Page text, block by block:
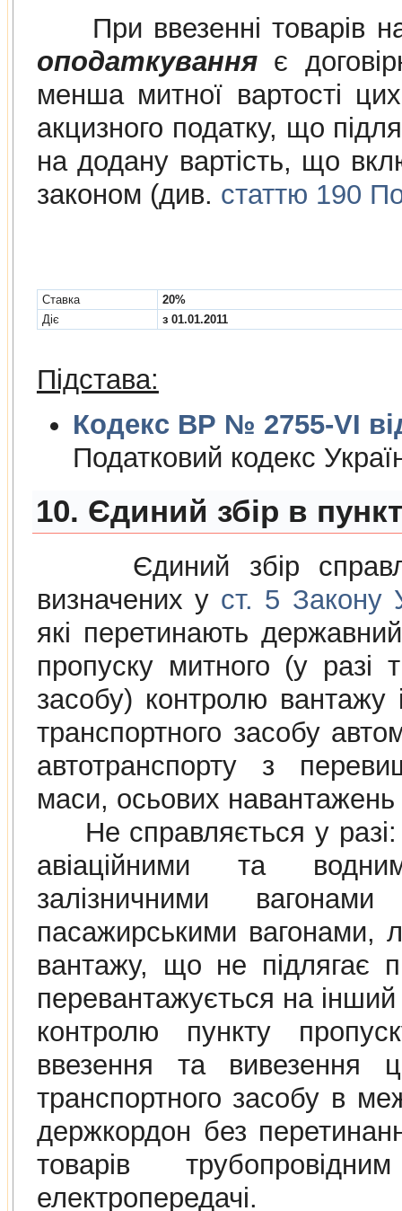
При ввезенні товарів
оподаткуванняє
менша митної вартості
акцизного податку, що
на додану вартість, що
законом (див. статтю 190
Cтавка
20%
Діє
з 01.01.2011
Підстава:
Кодекс ВР № 2755-VI
Податковий кодекс
10. Єдиний збір в
Єдиний збiр
визначених у ст. 5 Закону
якi перетинають
пропуску митного (у разi
засобу) контролю вантажу
транспортного засобу
автотранспорту з
маси, осьових
Не справляється у разi:
авiацiйними та
залiзничними
пасажирськими вагонами,
вантажу, що не пiдлягає
перевантажується на
контролю пункту
ввезення та вивезення
транспортного засобу в
держкордон без
товарiв
електропередачi.